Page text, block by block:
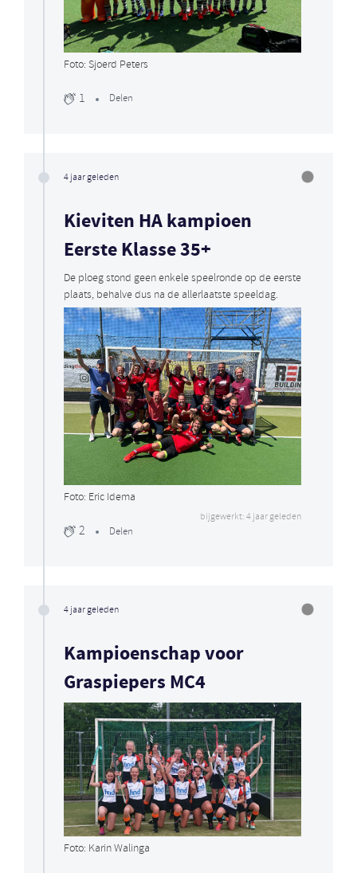
Foto: Sjoerd Peters
1 Delen
4 jaar geleden
Kieviten HA kampioen
Eerste Klasse 35+
De ploeg stond geen enkele speelronde op de eerste
plaats, behalve dus na de allerlaatste speeldag.
Foto: Eric Idema
bijgewerkt: 4 jaar geleden
2 Delen
4 jaar geleden
Kampioenschap voor
Graspiepers MC4
Foto: Karin Walinga